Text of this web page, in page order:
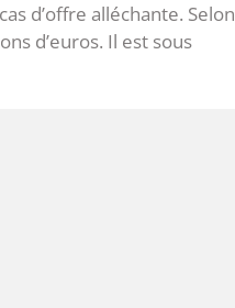
d’offre alléchante. Selon
d’euros. Il est sous